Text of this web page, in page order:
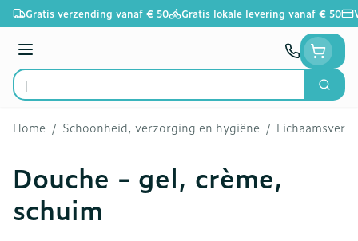
Ga naar de inhoud
Gratis verzending vanaf € 50 Gratis lokale levering vanaf € 50
Menu
Product, merk, categorie...
Zoek
Home / Schoonheid, verzorging en hygiëne /
Douche - gel, crème,
schuim